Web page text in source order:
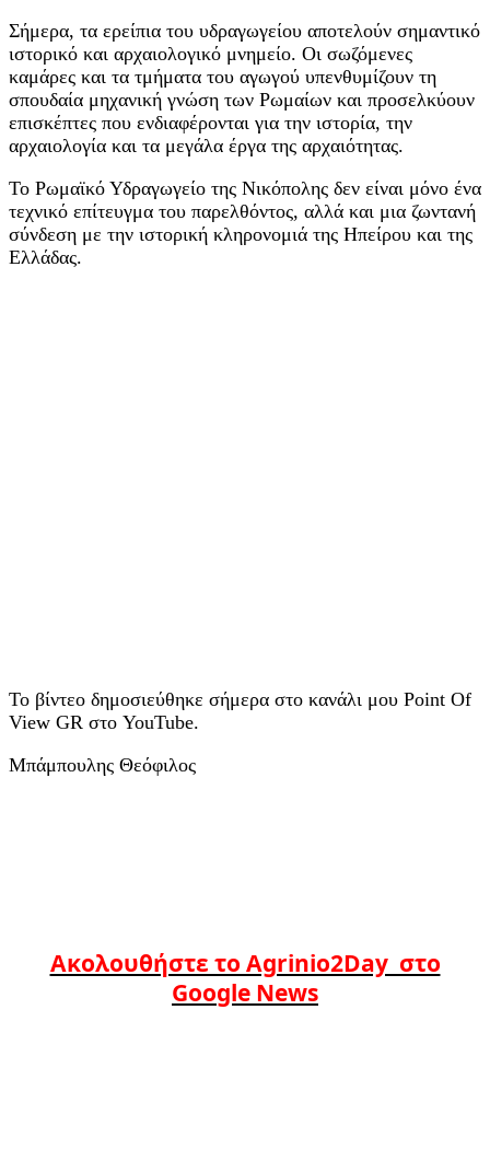
Σήμερα, τα ερείπια του υδραγωγείου αποτελούν σημαντικό
ιστορικό και αρχαιολογικό μνημείο. Οι σωζόμενες
καμάρες και τα τμήματα του αγωγού υπενθυμίζουν τη
σπουδαία μηχανική γνώση των Ρωμαίων και προσελκύουν
επισκέπτες που ενδιαφέρονται για την ιστορία, την
αρχαιολογία και τα μεγάλα έργα της αρχαιότητας.
Το Ρωμαϊκό Υδραγωγείο της Νικόπολης δεν είναι μόνο ένα
τεχνικό επίτευγμα του παρελθόντος, αλλά και μια ζωντανή
σύνδεση με την ιστορική κληρονομιά της Ηπείρου και της
Ελλάδας.
Το βίντεο δημοσιεύθηκε σήμερα στο κανάλι μου Point Of
View GR στο YouTube.
Μπάμπουλης Θεόφιλος
Ακολουθήστε το Agrinio2Day στο
Google News